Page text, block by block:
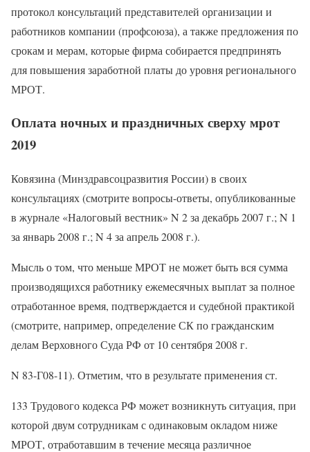
протокол консультаций представителей организации и
работников компании (профсоюза), а также предложения по
срокам и мерам, которые фирма собирается предпринять
для повышения заработной платы до уровня регионального
МРОТ.
Оплата ночных и праздничных сверху мрот
2019
Ковязина (Минздравсоцразвития России) в своих
консультациях (смотрите вопросы-ответы, опубликованные
в журнале «Налоговый вестник» N 2 за декабрь 2007 г.; N 1
за январь 2008 г.; N 4 за апрель 2008 г.).
Мысль о том, что меньше МРОТ не может быть вся сумма
производящихся работнику ежемесячных выплат за полное
отработанное время, подтверждается и судебной практикой
(смотрите, например, определение СК по гражданским
делам Верховного Суда РФ от 10 сентября 2008 г.
N 83-Г08-11). Отметим, что в результате применения ст.
133 Трудового кодекса РФ может возникнуть ситуация, при
которой двум сотрудникам с одинаковым окладом ниже
МРОТ, отработавшим в течение месяца различное